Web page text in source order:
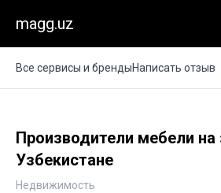
magg.uz
Все сервисы и брендыНаписать отзыв
Производители мебели на
Узбекистане
Недвижимость